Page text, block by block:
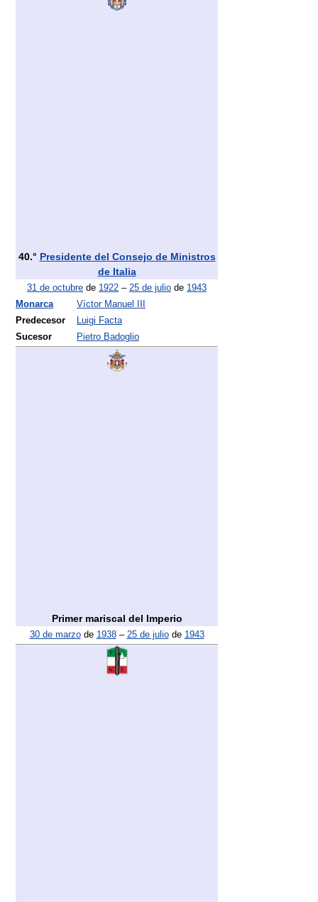
40.° Presidente del Consejo de Ministros
de Italia
31 de octubre de 1922 – 25 de julio de 1943
Monarca
Víctor Manuel III
Predecesor
Luigi Facta
Sucesor
Pietro Badoglio
Primer mariscal del Imperio
30 de marzode 1938– 25 de juliode 1943